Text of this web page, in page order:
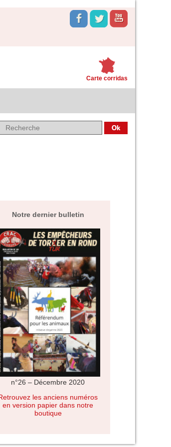
Carte corridas
Notre dernier bulletin
n°26 – Décembre 2020
les anciens numéros
en version papier dans notre
boutique